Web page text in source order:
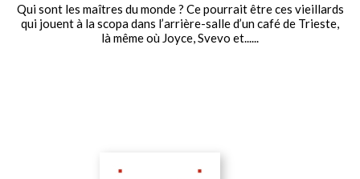
Qui sont les maîtres du monde ? Ce pourrait être ces vieillards
qui jouent à la scopa dans l’arrière-salle d’un café de Trieste,
là même où Joyce, Svevo et......